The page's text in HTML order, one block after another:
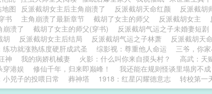
地图 反派截胡女主后主角崩溃了 反派截胡天命红颜 反派截胡
书 主角崩溃了最新章节 截胡了女主的师父 反派截胡女主
崩溃了 截胡了女主的师父(穿书) 反派截胡气运之子未婚妻短剧
胡 反派截胡女主后结局 反派截胡气运之子林萧 反派截胡天
练功就涨熟练度硬肝成武圣 综影视：尊重他人命运 三爷，你
神 我的病娇机械妻 火影：什么叫你来自摸头村？ 高武：天
穿港娱 修仙千年，归来即巅峰！ 我还能在规则怪谈里塌房不成
兕子的投喂日常 葬神塔 1918：红星闪耀德意志 转校第一